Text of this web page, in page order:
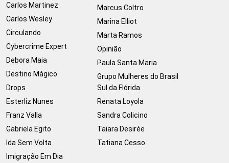
Carlos Martinez
Carlos Wesley
Circulando
Cybercrime Expert
Debora Maia
Destino Mágico
Drops
Esterliz Nunes
Franz Valla
Gabriela Egito
Ida Sem Volta
Imigração Em Dia
Marcus Coltro
Marina Elliot
Marta Ramos
Opinião
Paula Santa Maria
Grupo Mulheres do Brasil
Sul da Flórida
Renata Loyola
Sandra Colicino
Taiara Desirée
Tatiana Cesso